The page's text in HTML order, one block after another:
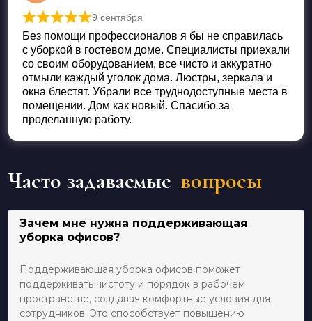
Оценка
9 сентября
Без помощи профессионалов я бы не справилась
с уборкой в гостевом доме. Специалисты приехали
со своим оборудованием, все чисто и аккуратно
отмыли каждый уголок дома. Люстры, зеркала и
окна блестят. Убрали все труднодоступные места в
помещении. Дом как новый. Спасибо за
проделанную работу.
Часто задаваемые вопросы
Зачем мне нужна поддерживающая
уборка офисов?
Поддерживающая уборка офисов поможет
поддерживать чистоту и порядок в рабочем
пространстве, создавая комфортные условия для
сотрудников. Это способствует повышению